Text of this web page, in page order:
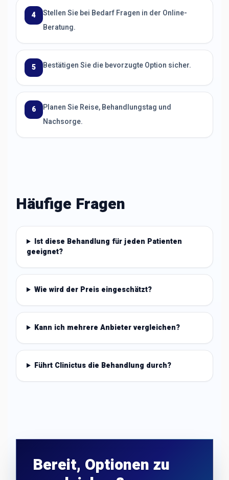
4
Stellen Sie bei Bedarf Fragen in der Online-
Beratung.
5 Bestätigen Sie die bevorzugte Option sicher.
6
Planen Sie Reise, Behandlungstag und
Nachsorge.
Häufige Fragen
Ist diese Behandlung für jeden Patienten
geeignet?
Wie wird der Preis eingeschätzt?
Kann ich mehrere Anbieter vergleichen?
Führt Clinictus die Behandlung durch?
Bereit, Optionen zu